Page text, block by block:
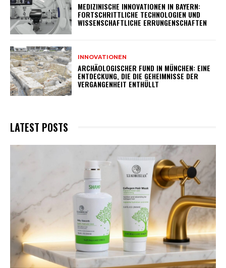
MEDIZINISCHE INNOVATIONEN IN BAYERN:
FORTSCHRITTLICHE TECHNOLOGIEN UND
WISSENSCHAFTLICHE ERRUNGENSCHAFTEN
INNOVATIONEN
ARCHÄOLOGISCHER FUND IN MÜNCHEN: EINE
ENTDECKUNG, DIE DIE GEHEIMNISSE DER
VERGANGENHEIT ENTHÜLLT
LATEST POSTS